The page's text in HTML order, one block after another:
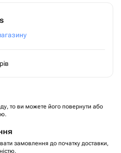
то ви можете його повернути або
замовлення до початку доставки,